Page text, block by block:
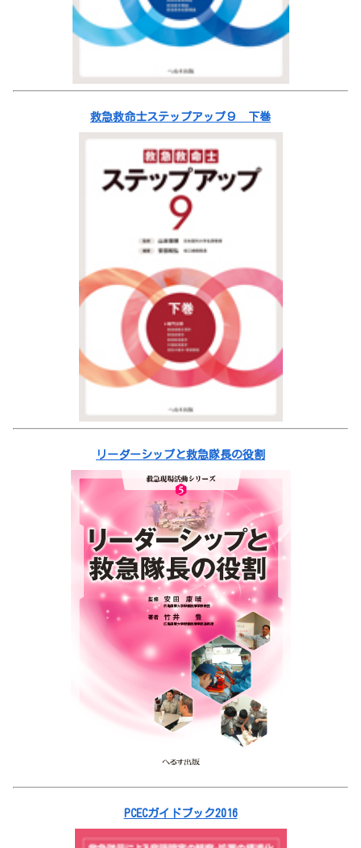
救急救命士ステップアップ９ 下巻
リーダーシップと救急隊長の役割
PCECガイドブック2016